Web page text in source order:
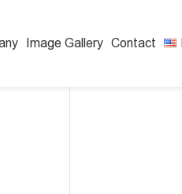
Image Gallery Contact